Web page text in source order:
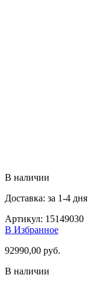
В наличии
Доставка: за 1-4 дня
Артикул: 15149030
В Избранное
92990,00 руб.
В наличии